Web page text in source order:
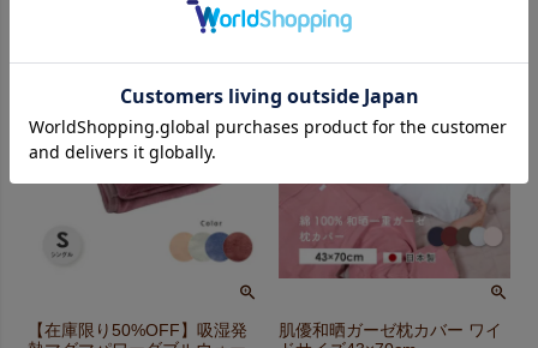
【在庫限り50%OFF】吸湿発
肌優和晒ガーゼ枕カバー ワイ